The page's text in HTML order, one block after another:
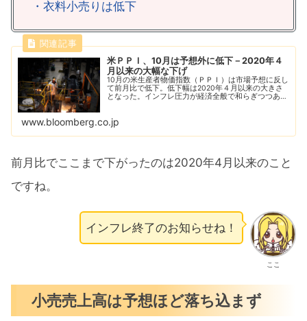
・衣料小売りは低下
米ＰＰＩ、10月は予想外に低下－2020年４
月以来の大幅な下げ
10月の米生産者物価指数（ＰＰＩ）は市場予想に反し
て前月比で低下。低下幅は2020年４月以来の大きさ
となった。インフレ圧力が経済全般で和らぎつつある
www.bloomberg.co.jp
前月比でここまで下がったのは2020年4月以来のこと
ですね。
ここ
インフレ終了のお知らせね！
小売売上高は予想ほど落ち込まず